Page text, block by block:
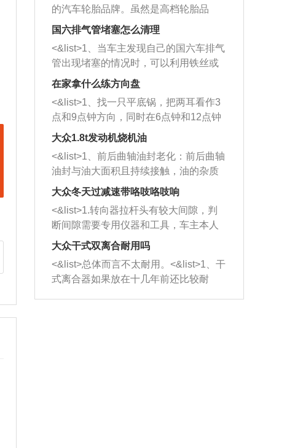
的汽车轮胎品牌。虽然是高档轮胎品
牌，但是中高低端的轮胎都有生产，这
也是为了更好的开拓市场。
国六排气管堵塞怎么清理
<&list>1、当车主发现自己的国六车排气
管出现堵塞的情况时，可以利用铁丝或
者是细棍，直接将杂物给取出来，如果
堵塞情况比较严重，也可以采取应急措
施。 <&list>2、直接利用木棍将所有的
杂物推到排气管里面的位置处，然后将
三元催化器拆解开，就可以将堵塞的东
西取出来。但如果是因为积碳过多引起
的堵塞，就需要将三元催化器泡在草酸
洗剂对堵塞的情况得到解决，将清洗剂
放在燃油箱中，与燃油混合后，车辆启
动时，就可以和汽油一起进入到燃烧
室，最后形成废气排出，就可以让三元
催化器得到清洗，排气管堵塞的情况就
能够得到解决。
在家拿什么练方向盘
<&list>1、找一只平底锅，把两耳看作3
点和9点钟方向，同时在6点钟和12点钟
方向做一个标记。 <&list>2、双手握住
一圈半的练习，往右同样也要打相同的
圈数。 <&list>3、最后强调要反复练
习，这样就可以形成肌肉记忆，在真实
驾驶车辆时，不需要记忆也能打好方
向。
大众1.8t发动机烧机油
<&list>1、前后曲轴油封老化：前后曲轴
油封与油大面积且持续接触，油的杂质
和发动机内持续温度变化使其密封效果
逐渐减弱，导致渗油或漏油。<&list>2、
活塞间隙过大：积碳会使活塞环与缸体
的间隙扩大，导致机油流入燃烧室中，
造成烧机油。<&list>3、机油粘度。使用
机油粘度过小的话，同样会有烧机油现
象，机油粘度过小具有很好的流动性，
大众冬天过减速带咯吱咯吱响
<&list>1.转向器拉杆头有较大间隙，判
断间隙需要专用仪器和工具，车主本人
无法制作，需要将车辆送到修理厂或4s
店；<&list>2.车辆半轴套管防尘罩破
裂，破裂后会出现漏油现象，使半轴磨
损严重，磨损的半轴容易损坏，产生异
响；<&list>3.稳定器的转向胶套和球头
大众干式双离合耐用吗
<&list>总体而言不太耐用。<&list>1、干
式离合器如果放在十几年前还比较耐